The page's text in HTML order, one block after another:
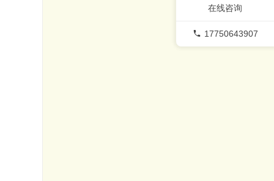
在线咨询
17750643907